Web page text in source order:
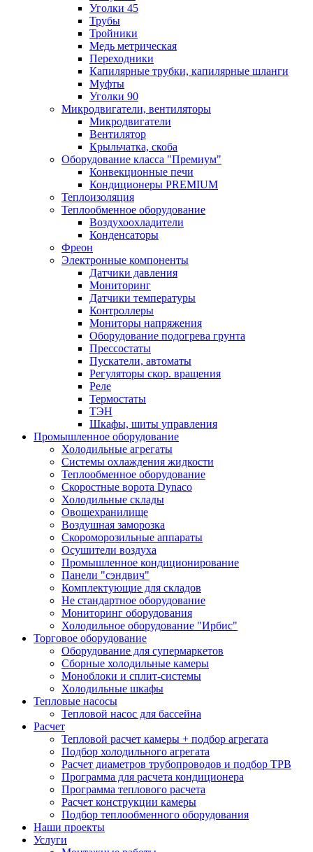
Уголки 45
Трубы
Тройники
Медь метрическая
Переходники
Капилярные трубки, капилярные шланги
Муфты
Уголки 90
Микродвигатели, вентиляторы
Микродвигатели
Вентилятор
Крыльчатка, скоба
Оборудование класса "Премиум"
Конвекционные печи
Кондиционеры PREMIUM
Теплоизоляция
Теплообменное оборудование
Воздухоохладители
Конденсаторы
Фреон
Электронные компоненты
Датчики давления
Мониторинг
Датчики температуры
Контроллеры
Мониторы напряжения
Оборудование подогрева грунта
Прессостаты
Пускатели, автоматы
Регуляторы скор. вращения
Реле
Термостаты
ТЭН
Шкафы, шиты управления
Промышленное оборудование
Холодильные агрегаты
Системы охлаждения жидкости
Теплообменное оборудование
Скоростные ворота Dynaco
Холодильные склады
Овощехранилище
Воздушная заморозка
Скороморозильные аппараты
Осушители воздуха
Промышленное кондиционирование
Панели "сэндвич"
Комплектующие для складов
Не стандартное оборудование
Мониторинг оборудования
Холодильное оборудование "Ирбис"
Торговое оборудование
Оборудование для супермаркетов
Сборные холодильные камеры
Моноблоки и сплит-системы
Холодильные шкафы
Тепловые насосы
Тепловой насос для бассейна
Расчет
Тепловой расчет камеры + подбор агрегата
Подбор холодильного агрегата
Расчет диаметров трубопроводов и подбор ТРВ
Программа для расчета кондиционера
Программа теплового расчета
Расчет конструкции камеры
Подбор теплообменного оборудования
Наши проекты
Услуги